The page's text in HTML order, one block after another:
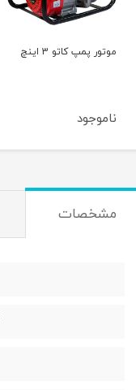
موتور پمپ 1 اینچ
ناموجود
مشخصات